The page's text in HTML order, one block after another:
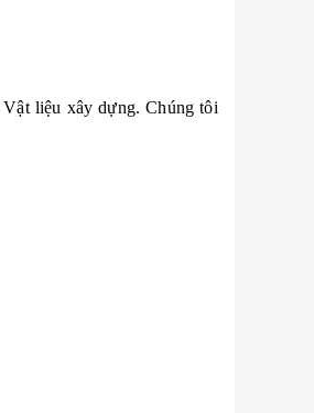
liệu xây dựng. Chúng tôi